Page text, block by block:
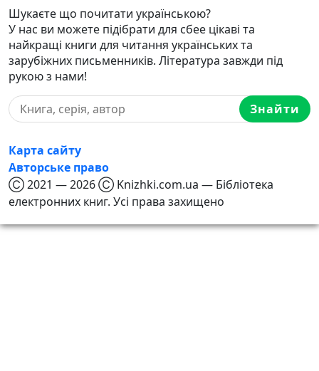
Шукаєте що почитати українською?
У нас ви можете підібрати для сбее цікаві та
найкращі книги для читання українських та
зарубіжних письменників. Література завжди під
рукою з нами!
Знайти
Карта сайту
Авторське право
Ⓒ 2021 — 2026 Ⓒ Knizhki.com.ua — Бібліотека
електронних книг. Усі права захищено